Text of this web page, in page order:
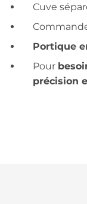
Cuve
Portique
Pour
précision